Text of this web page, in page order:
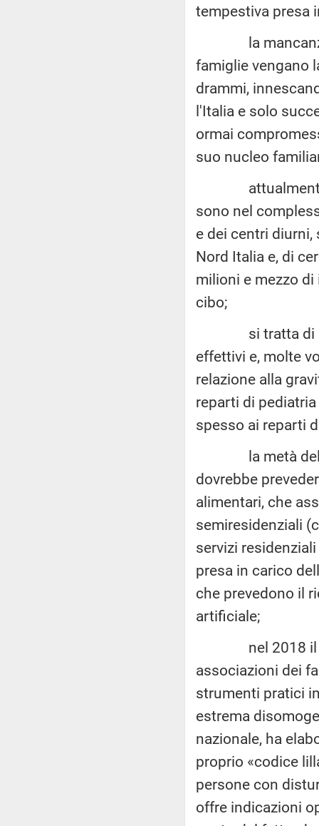
tempestiva presa
la mancanza
famiglie vengano
drammi,
l'Italia e solo
ormai
suo nucleo
attualmente i
sono nel
e dei centri
Nord Italia e, di
milioni e mezzo
cibo;
si tratta di un
effettivi e, molte
relazione alla
reparti di
spesso ai reparti
la metà delle
dovrebbe
alimentari, che
semiresidenziali
servizi
presa in carico
che prevedono il
artificiale;
nel 2018 il
associazioni dei
strumenti pratici
estrema
nazionale, ha
proprio «codice
persone con
offre indicazioni